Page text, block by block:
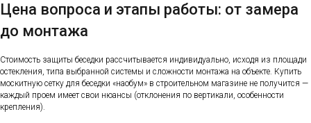
Цена вопроса и этапы работы: от замера
до монтажа
Стоимость защиты беседки рассчитывается индивидуально, исходя из площади
остекления, типа выбранной системы и сложности монтажа на объекте. Купить
москитную сетку для беседки «наобум» в строительном магазине не получится —
каждый проем имеет свои нюансы (отклонения по вертикали, особенности
крепления).